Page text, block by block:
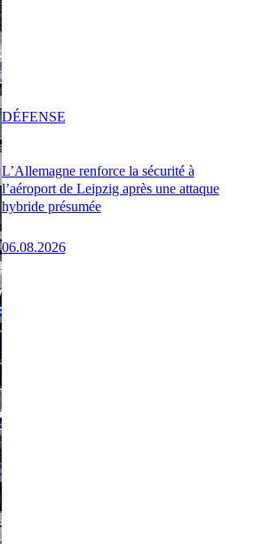
L’Allemagne renforce la sécurité à
l’aéroport de Leipzig après une attaque
hybride présumée
06.08.2026
DÉFENSE